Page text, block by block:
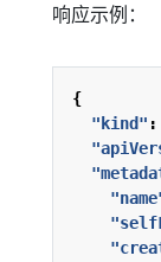
响应示例：
{
"kind" :